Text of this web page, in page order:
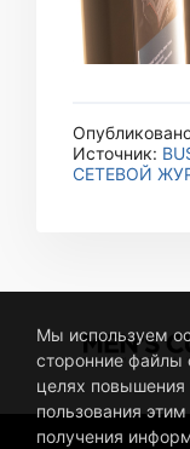
Источник:
СЕТЕВОЙ
Мы используем
сторонние файлы
целях повышения
пользования
получения